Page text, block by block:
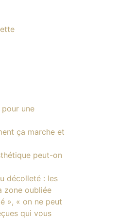
une
ça marche et
peut-on
décolleté : les
zone oubliée
», « on ne peut
qui vous